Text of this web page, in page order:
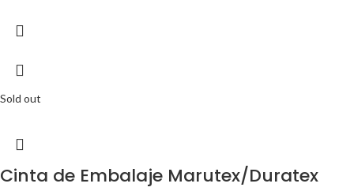
Sold out
Cinta de Embalaje Marutex/Duratex